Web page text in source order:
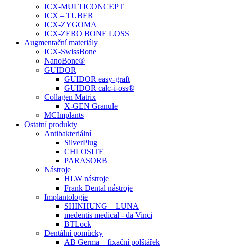
ICX-MULTICONCEPT
ICX – TUBER
ICX-ZYGOMA
ICX-ZERO BONE LOSS
Augmentační materiály
ICX-SwissBone
NanoBone®
GUIDOR
GUIDOR easy-graft
GUIDOR calc-i-oss®
Collagen Matrix
X-GEN Granule
MCImplants
Ostatní produkty
Antibakteriální
SilverPlug
CHLOSITE
PARASORB
Nástroje
HLW nástroje
Frank Dental nástroje
Implantologie
SHINHUNG – LUNA
medentis medical - da Vinci
BTLock
Dentální pomůcky
AB Germa – fixační polštářek